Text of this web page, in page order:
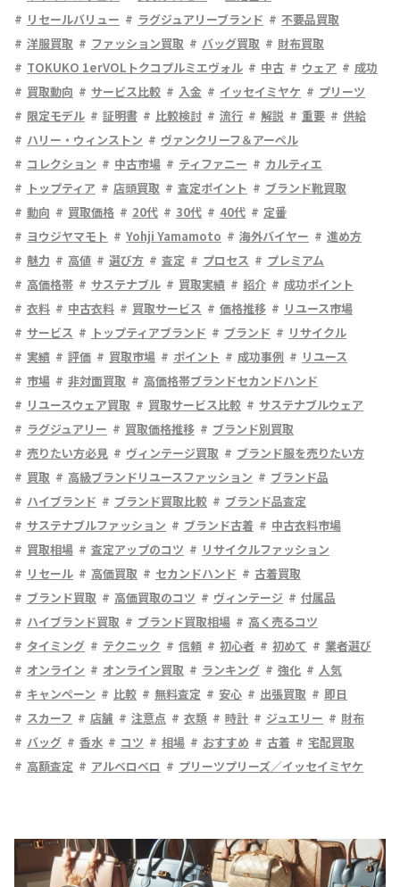
リセールバリュー
ラグジュアリーブランド
不要品買取
洋服買取
ファッション買取 バッグ買取
財布買取
TOKUKO 1erVOLトクコプルミエヴォル
中古 ウェア
成功
買取動向
サービス比較 入金 イッセイミヤケ
プリーツ
限定モデル
証明書 比較検討 流行 解説 重要
供給
ハリー・ウィンストン
ヴァンクリーフ＆アーペル
コレクション
中古市場 ティファニー
カルティエ
トップティア
店頭買取 査定ポイント
ブランド靴買取
動向
買取価格 20代 30代 40代
定番
ヨウジヤマモト
Yohji Yamamoto 海外バイヤー
進め方
魅力
高値 選び方 査定 プロセス
プレミアム
高価格帯
サステナブル 買取実績 紹介
成功ポイント
衣料
中古衣料 買取サービス 価格推移
リユース市場
サービス
トップティアブランド ブランド
リサイクル
実績
評価 買取市場 ポイント 成功事例
リユース
市場
非対面買取
高価格帯ブランドセカンドハンド
リユースウェア買取
買取サービス比較
サステナブルウェア
ラグジュアリー
買取価格推移
ブランド別買取
売りたい方必見
ヴィンテージ買取
ブランド服を売りたい方
買取
高級ブランドリユースファッション
ブランド品
ハイブランド
ブランド買取比較
ブランド品査定
サステナブルファッション
ブランド古着
中古衣料市場
買取相場
査定アップのコツ
リサイクルファッション
リセール
高価買取 セカンドハンド
古着買取
ブランド買取
高価買取のコツ ヴィンテージ
付属品
ハイブランド買取
ブランド買取相場
高く売るコツ
タイミング
テクニック 信頼 初心者 初めて
業者選び
オンライン
オンライン買取 ランキング 強化
人気
キャンペーン
比較 無料査定 安心 出張買取
即日
スカーフ
店舗 注意点 衣類 時計 ジュエリー
財布
バッグ
香水 コツ 相場 おすすめ 古着
宅配買取
高額査定
アルベロベロ プリーツプリーズ／イッセイミヤケ